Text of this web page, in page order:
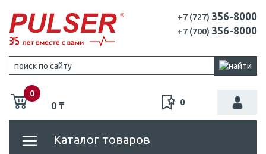
+7 (727) 356-8000
+7 (700) 356-8000
0
0 ₸ 0
Каталог товаров